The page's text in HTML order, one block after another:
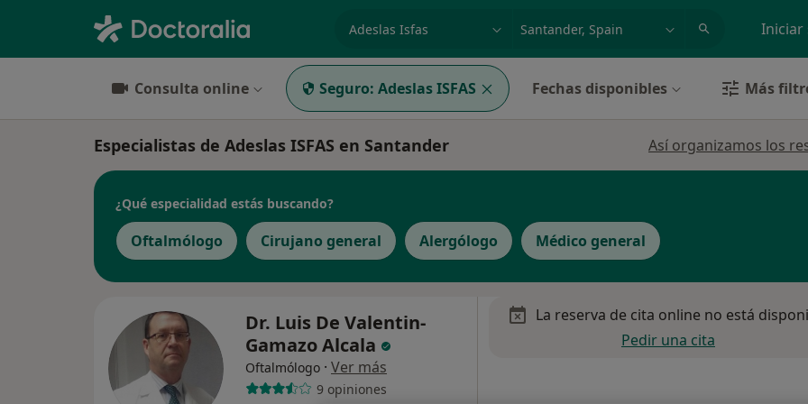
Iniciar
Consulta online Seguro: Adeslas ISFAS Fechas disponibles Más
Especialistas de Adeslas ISFAS en Santander Así organizamos los
¿Qué especialidad estás buscando?
Oftalmólogo Cirujano general Alergólogo Médico general
Dr. Luis De Valentin-
Gamazo Alcala
Oftalmólogo · Ver más
9 opiniones
La reserva de cita online no está
Pedir una cita